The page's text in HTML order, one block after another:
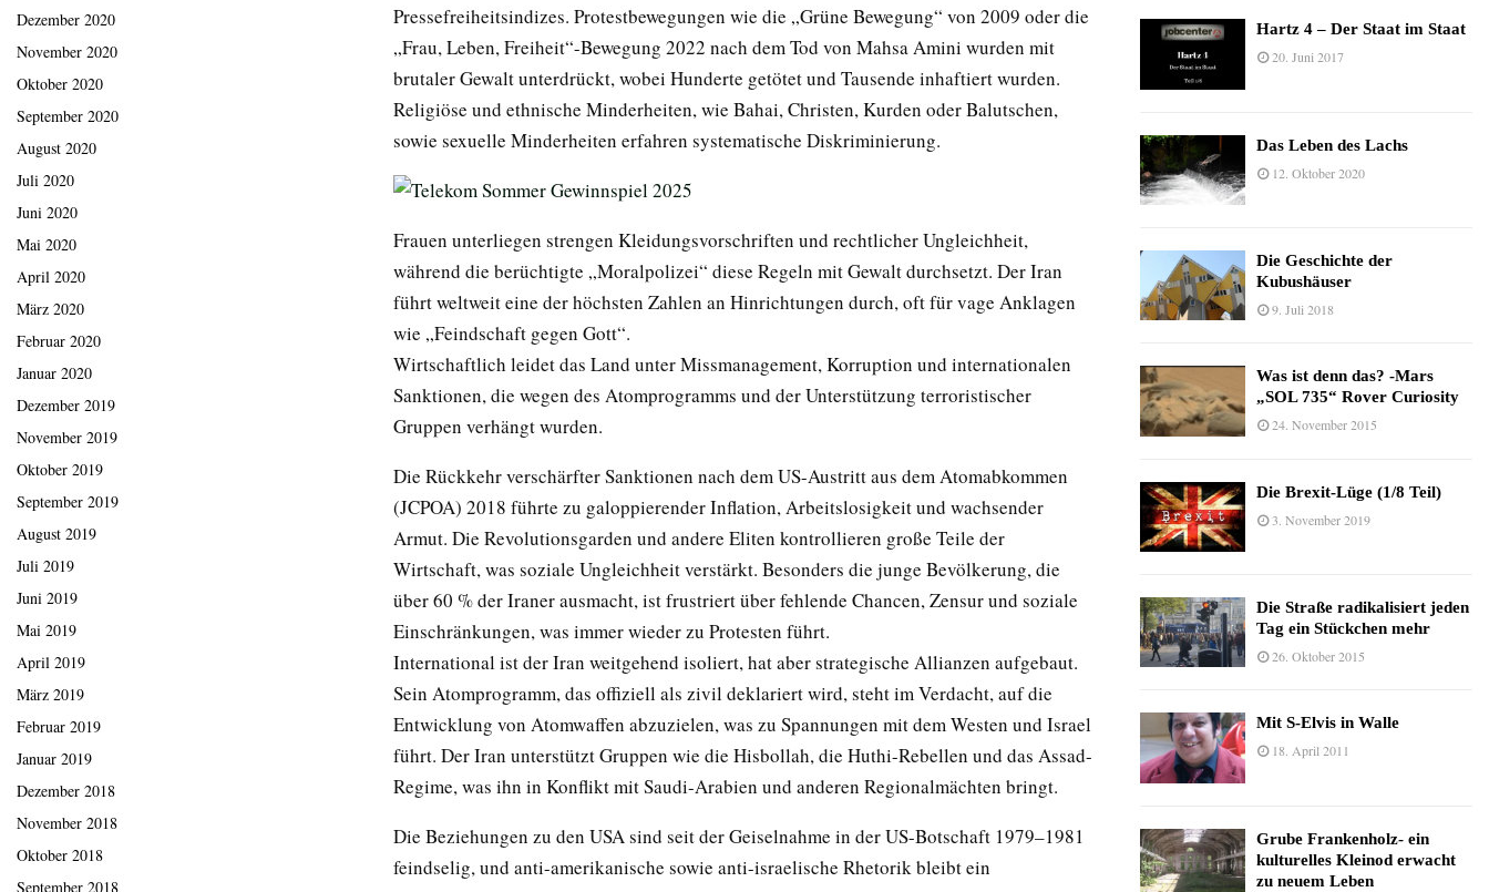
Pressefreiheitsindizes. Protestbewegungen wie die „Grüne Bewegung“ von 2009 oder die
„Frau, Leben, Freiheit“-Bewegung 2022 nach dem Tod von Mahsa Amini wurden mit
brutaler Gewalt unterdrückt, wobei Hunderte getötet und Tausende inhaftiert wurden.
Religiöse und ethnische Minderheiten, wie Bahai, Christen, Kurden oder Balutschen,
sowie sexuelle Minderheiten erfahren systematische Diskriminierung.
Frauen unterliegen strengen Kleidungsvorschriften und rechtlicher Ungleichheit,
während die berüchtigte „Moralpolizei“ diese Regeln mit Gewalt durchsetzt. Der Iran
führt weltweit eine der höchsten Zahlen an Hinrichtungen durch, oft für vage Anklagen
wie „Feindschaft gegen Gott“.
Wirtschaftlich leidet das Land unter Missmanagement, Korruption und internationalen
Sanktionen, die wegen des Atomprogramms und der Unterstützung terroristischer
Gruppen verhängt wurden.
Die Rückkehr verschärfter Sanktionen nach dem US-Austritt aus dem Atomabkommen
(JCPOA) 2018 führte zu galoppierender Inflation, Arbeitslosigkeit und wachsender
Armut. Die Revolutionsgarden und andere Eliten kontrollieren große Teile der
Wirtschaft, was soziale Ungleichheit verstärkt. Besonders die junge Bevölkerung, die
über 60 % der Iraner ausmacht, ist frustriert über fehlende Chancen, Zensur und soziale
Einschränkungen, was immer wieder zu Protesten führt.
International ist der Iran weitgehend isoliert, hat aber strategische Allianzen aufgebaut.
Sein Atomprogramm, das offiziell als zivil deklariert wird, steht im Verdacht, auf die
Entwicklung von Atomwaffen abzuzielen, was zu Spannungen mit dem Westen und Israel
führt. Der Iran unterstützt Gruppen wie die Hisbollah, die Huthi-Rebellen und das Assad-
Regime, was ihn in Konflikt mit Saudi-Arabien und anderen Regionalmächten bringt.
Die Beziehungen zu den USA sind seit der Geiselnahme in der US-Botschaft 1979–1981
feindselig, und anti-amerikanische sowie anti-israelische Rhetorik bleibt ein
Dezember 2020
November 2020
Oktober 2020
September 2020
August 2020
Juli 2020
Juni 2020
Mai 2020
April 2020
März 2020
Februar 2020
Januar 2020
Dezember 2019
November 2019
Oktober 2019
September 2019
August 2019
Juli 2019
Juni 2019
Mai 2019
April 2019
März 2019
Februar 2019
Januar 2019
Dezember 2018
November 2018
Oktober 2018
September 2018
Hartz 4 – Der Staat im Staat
20. Juni 2017
Das Leben des Lachs
12. Oktober 2020
Die Geschichte der
Kubushäuser
9. Juli 2018
Was ist denn das? -Mars
„SOL 735“ Rover Curiosity
24. November 2015
Die Brexit-Lüge (1/8 Teil)
3. November 2019
Die Straße radikalisiert jeden
Tag ein Stückchen mehr
26. Oktober 2015
Mit S-Elvis in Walle
18. April 2011
Grube Frankenholz- ein
kulturelles Kleinod erwacht
zu neuem Leben